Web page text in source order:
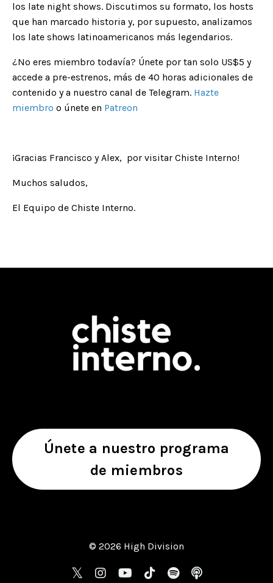
los late night shows. Discutimos su formato, los hosts
que han marcado historia y, por supuesto, analizamos
los late shows latinoamericanos más legendarios.
¿No eres miembro todaví­a? Únete por tan solo US$5 y
accede a pre-estrenos, más de 40 horas adicionales de
contenido y a nuestro canal de Telegram. Hazte
miembro o únete en Patreon
¡Gracias Francisco y Alex, por visitar Chiste Interno!
Muchos saludos,
El Equipo de Chiste Interno.
Únete a nuestro programa
de miembros
© 2026 High Division